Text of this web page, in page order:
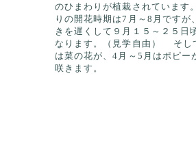
のひまわりが植栽されています
りの開花時期は7月～8月ですが
きを遅くして９月１５～２５日
なります。（見学自由） そし
は菜の花が、4月～5月はポピー
咲きます。